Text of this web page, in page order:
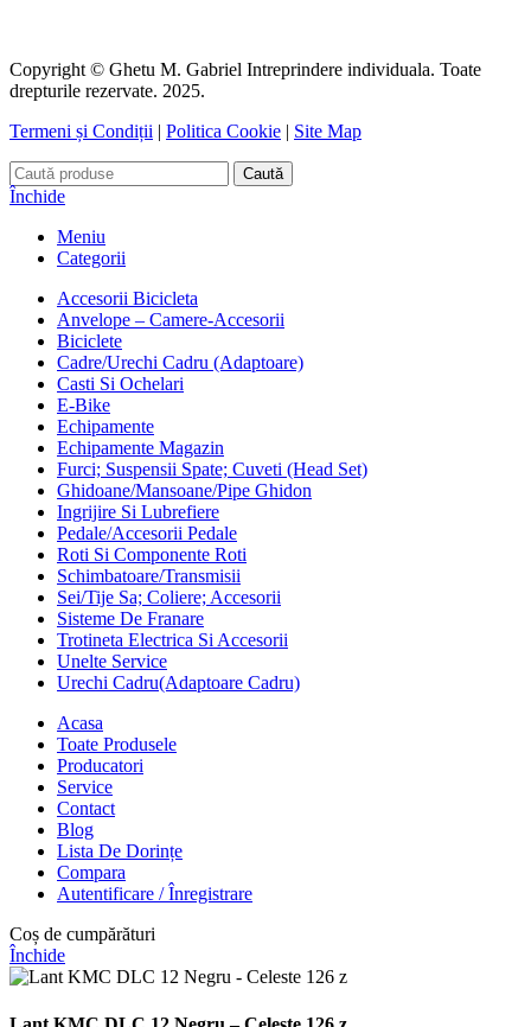
Copyright © Ghetu M. Gabriel Intreprindere individuala. Toate
drepturile rezervate. 2025.
Termeni și Condiții | Politica Cookie | Site Map
Caută
Închide
Meniu
Categorii
Accesorii Bicicleta
Anvelope – Camere-Accesorii
Biciclete
Cadre/Urechi Cadru (Adaptoare)
Casti Si Ochelari
E-Bike
Echipamente
Echipamente Magazin
Furci; Suspensii Spate; Cuveti (Head Set)
Ghidoane/Mansoane/Pipe Ghidon
Ingrijire Si Lubrefiere
Pedale/Accesorii Pedale
Roti Si Componente Roti
Schimbatoare/Transmisii
Sei/Tije Sa; Coliere; Accesorii
Sisteme De Franare
Trotineta Electrica Si Accesorii
Unelte Service
Urechi Cadru(Adaptoare Cadru)
Acasa
Toate Produsele
Producatori
Service
Contact
Blog
Lista De Dorințe
Compara
Autentificare / Înregistrare
Coș de cumpărături
Închide